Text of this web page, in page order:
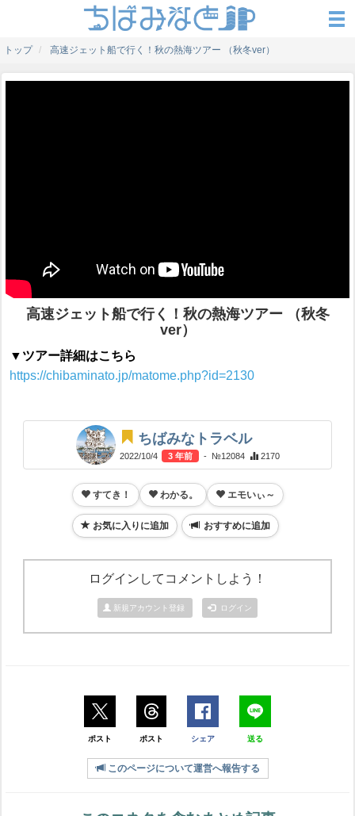
トップ 高速ジェット船で行く！秋の熱海ツアー （秋冬ver）
高速ジェット船で行く！秋の熱海ツアー （秋冬
ver）
▼ツアー詳細はこちら
https://chibaminato.jp/matome.php?id=2130
ちばみなトラベル
2022/10/4 3 年前 - №12084 2170
すてき！ わかる。 エモいぃ～
お気に入りに追加 おすすめに追加
ログインしてコメントしよう！
新規アカウント登録 ログイン
ポスト ポスト シェア 送る
このページについて運営へ報告する